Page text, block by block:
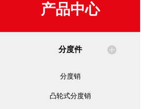
产品中心
分度件
分度销
凸轮式分度销